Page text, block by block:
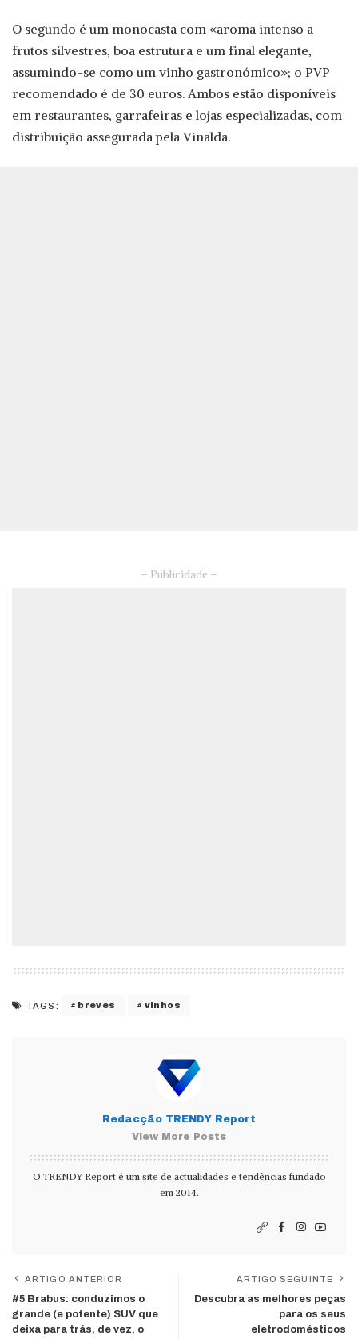
O segundo é um monocasta com «aroma intenso a
frutos silvestres, boa estrutura e um final elegante,
assumindo-se como um vinho gastronómico»; o PVP
recomendado é de 30 euros. Ambos estão disponíveis
em restaurantes, garrafeiras e lojas especializadas, com
distribuição assegurada pela Vinalda.
– Publicidade –
TAGS: breves vinhos
Redacção TRENDY Report
View More Posts
O TRENDY Report é um site de actualidades e tendências fundado
em 2014.
ARTIGO ANTERIOR
#5 Brabus: conduzimos o
grande (e potente) SUV que
deixa para trás, de vez, o
ARTIGO SEGUINTE
Descubra as melhores peças
para os seus
eletrodomésticos